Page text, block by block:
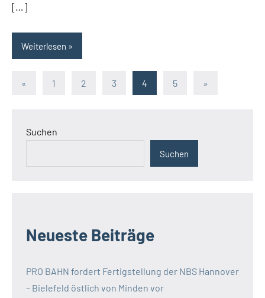
[…]
Weiterlesen
Seitennummerierung
Beiträge
« Vorherige
1 2 3 4 5
Nächste
»
Suchen
Suchen
Neueste Beiträge
PRO BAHN fordert Fertigstellung der NBS Hannover
– Bielefeld östlich von Minden vor